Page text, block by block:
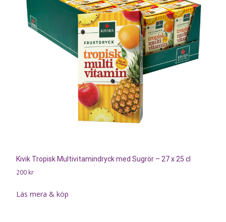
Kivik Tropisk Multivitamindryck med Sugrör – 27 x 25 cl
200 kr
Läs mera & köp